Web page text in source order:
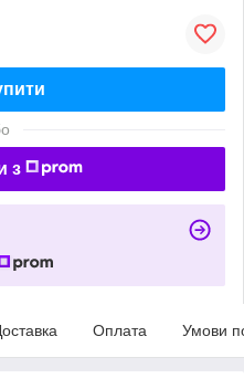
з
Оплата Умови